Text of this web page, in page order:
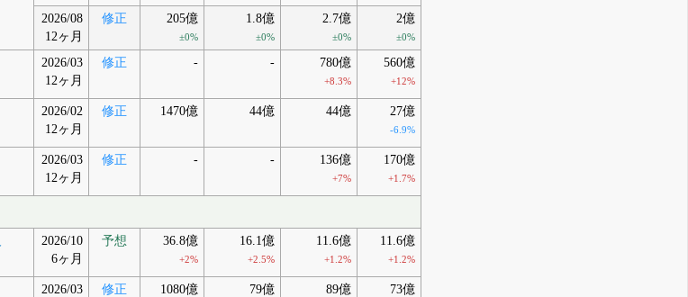
2026/08
12ヶ月
修正 205億
±0%
1.8億
±0%
2.7億
±0%
2億
±0%
2026/03
12ヶ月
修正 - - 780億
+8.3%
560億
+12%
2026/02
12ヶ月
修正 1470億 44億 44億 27億
-6.9%
2026/03
12ヶ月
修正 - - 136億
+7%
170億
+1.7%
2026/10
6ヶ月
予想 36.8億
+2%
16.1億
+2.5%
11.6億
+1.2%
11.6億
+1.2%
2026/03
修正 1080億 79億 89億 73億